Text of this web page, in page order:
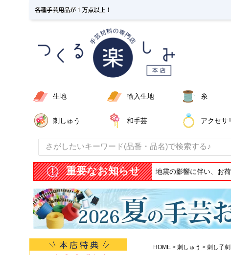
生地 輸入生地 糸
刺しゅう 和手芸 アクセサ
重要なお知らせ 地震の影響に伴い、お
HOME 刺しゅう 刺し子刺